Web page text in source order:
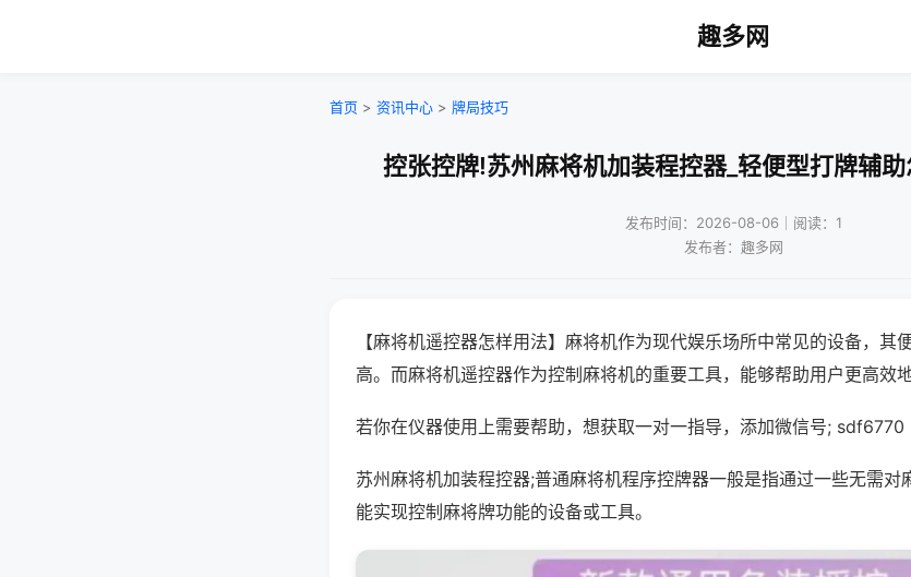
趣多网
首页 > 资讯中心 > 牌局技巧
控张控牌!苏州麻将机加装程控器_轻便型打牌辅
发布时间：2026-08-06｜阅读：1
发布者：趣多网
【麻将机遥控器怎样用法】麻将机作为现代娱乐场所中常见的设备，其
高。而麻将机遥控器作为控制麻将机的重要工具，能够帮助用户更高效地
若你在仪器使用上需要帮助，想获取一对一指导，添加微信号; sdf6770
苏州麻将机加装程控器;普通麻将机程序控牌器一般是指通过一些无需对
能实现控制麻将牌功能的设备或工具。